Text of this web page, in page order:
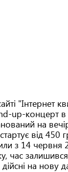
"Інтернет
up-концерт в
на
від 450
з 14 червня
час
на нову